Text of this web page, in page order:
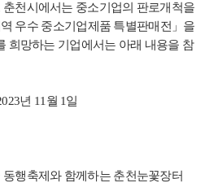
천시에서는 중소기업의 판로개척을
우수 중소기업제품 특별판매전」을
희망하는 기업에서는 아래 내용을 참
1일
동행축제와 함께하는 춘천눈꽃장터